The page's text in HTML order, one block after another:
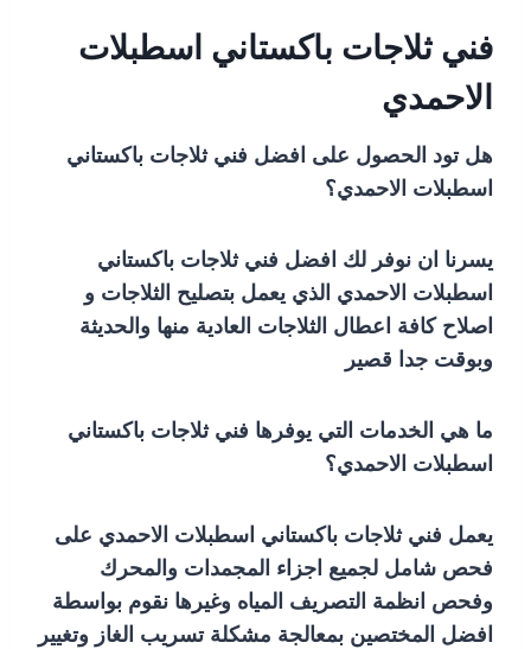
فني ثلاجات باكستاني اسطبلات
الاحمدي
هل تود الحصول على افضل فني ثلاجات باكستاني
اسطبلات الاحمدي؟
يسرنا ان نوفر لك افضل فني ثلاجات باكستاني
اسطبلات الاحمدي الذي يعمل بتصليح الثلاجات و
اصلاح كافة اعطال الثلاجات العادية منها والحديثة
وبوقت جدا قصير
ما هي الخدمات التي يوفرها فني ثلاجات باكستاني
اسطبلات الاحمدي؟
يعمل فني ثلاجات باكستاني اسطبلات الاحمدي على
فحص شامل لجميع اجزاء المجمدات والمحرك
وفحص انظمة التصريف المياه وغيرها نقوم بواسطة
افضل المختصين بمعالجة مشكلة تسريب الغاز وتغيير